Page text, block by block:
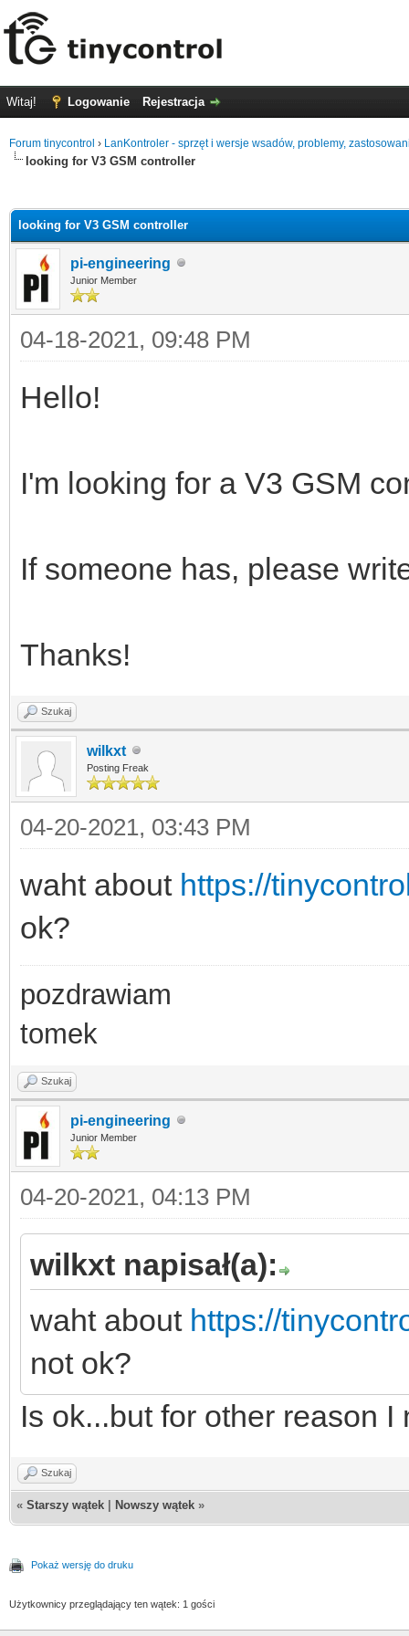
Witaj! Logowanie Rejestracja
Forum tinycontrol › LanKontroler - sprzęt i wersje wsadów, problemy,
looking for V3 GSM controller
looking for V3 GSM controller
pi-engineering
Junior Member
04-18-2021, 09:48 PM
Hello!
I'm looking for a V3 GSM
If someone has, please
Thanks!
Szukaj
wilkxt
Posting Freak
04-20-2021, 03:43 PM
waht about https://
ok?
pozdrawiam
tomek
Szukaj
pi-engineering
Junior Member
04-20-2021, 04:13 PM
wilkxt napisał(a):
waht about https://
not ok?
Is ok...but for other reason
Szukaj
« Starszy wątek Nowszy wątek »
Pokaż wersję do druku
Użytkownicy przeglądający ten wątek: 1 gości